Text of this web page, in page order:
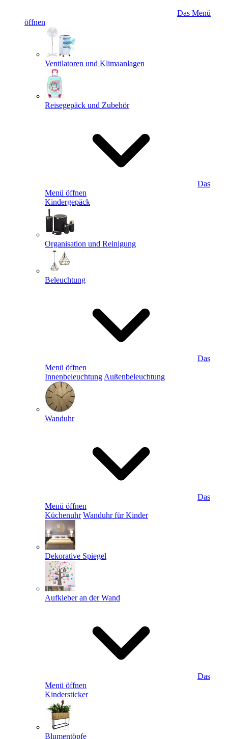
Das Menü
öffnen
Ventilatoren und Klimaanlagen
Reisegepäck und Zubehör
Das
Menü öffnen
Kindergepäck
Organisation und Reinigung
Beleuchtung
Das
Menü öffnen
Innenbeleuchtung Außenbeleuchtung
Wanduhr
Das
Menü öffnen
Küchenuhr Wanduhr für Kinder
Dekorative Spiegel
Aufkleber an der Wand
Das
Menü öffnen
Kindersticker
Blumentöpfe